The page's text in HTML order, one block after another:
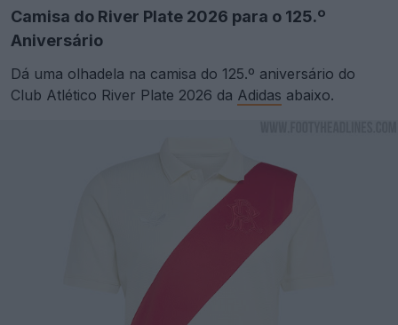
Camisa do River Plate 2026 para o 125.º
Aniversário
Dá uma olhadela na camisa do 125.º aniversário do
Club Atlético River Plate 2026 da Adidas abaixo.